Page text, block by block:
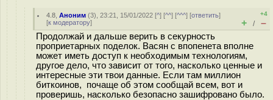
4.8 ,Аноним (3), 23:21, 15/01/2022 [^] [^^] [^^^] [ответить]
[к модератору]
+4
+ / –
Продолжай и дальше верить в секурность
проприетарных поделок. Васян с впопенета вполне
может иметь доступ к необходимым технологиям,
другое дело, что зависит от того, насколько ценные и
интересные эти твои данные. Если там миллион
биткоинов, почаще об этом сообщай всем, вот и
проверишь, насколько безопасно зашифровано было.